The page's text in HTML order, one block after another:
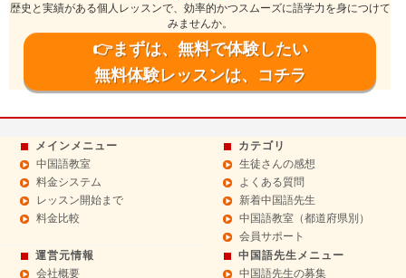
歴史と実績がある個人レッスンで、効率的かつスムーズに語学力を身につけて
みませんか。
👉まずは、無料で体験したい
無料体験レッスンは、コチラ
メインメニュー
中国語教室
料金システム
レッスン開始まで
料金比較
カテゴリ
生徒さんの感想
よくある質問
新着中国語先生
中国語教室（都道府県別）
会員サポート
運営元情報
会社概要
中国語先生メニュー
中国語先生の募集